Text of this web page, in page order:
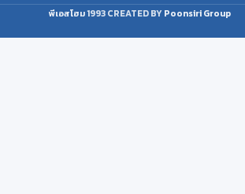
พีเอสโฮม1993 CREATED BYPoonsiri Group